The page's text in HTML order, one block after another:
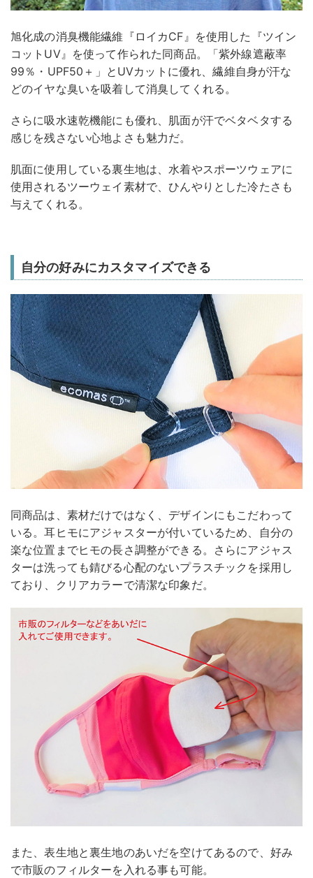
旭化成の消臭機能繊維『ロイカCF』を使用した『ツイン
コットUV』を使って作られた同商品。「紫外線遮蔽率
99％・UPF50＋」とUVカットに優れ、繊維自身が汗な
どのイヤな臭いを吸着して消臭してくれる。
さらに吸水速乾機能にも優れ、肌面が汗でベタベタする
感じを残さない心地よさも魅力だ。
肌面に使用している裏生地は、水着やスポーツウェアに
使用されるツーウェイ素材で、ひんやりとした冷たさも
与えてくれる。
自分の好みにカスタマイズできる
同商品は、素材だけではなく、デザインにもこだわって
いる。耳ヒモにアジャスターが付いているため、自分の
楽な位置までヒモの長さ調整ができる。さらにアジャス
ターは洗っても錆びる心配のないプラスチックを採用し
ており、クリアカラーで清潔な印象だ。
また、表生地と裏生地のあいだを空けてあるので、好み
で市販のフィルターを入れる事も可能。